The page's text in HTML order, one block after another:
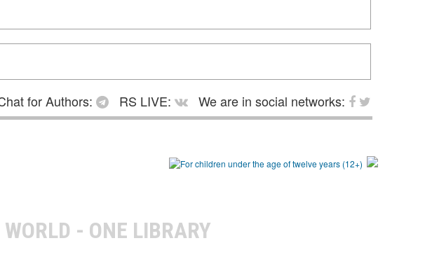
for Authors: RS LIVE:
We are in social networks:
- ONE LIBRARY